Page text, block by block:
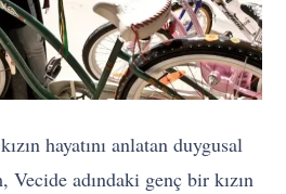
hayatını anlatan duygusal
adındaki genç bir kızın